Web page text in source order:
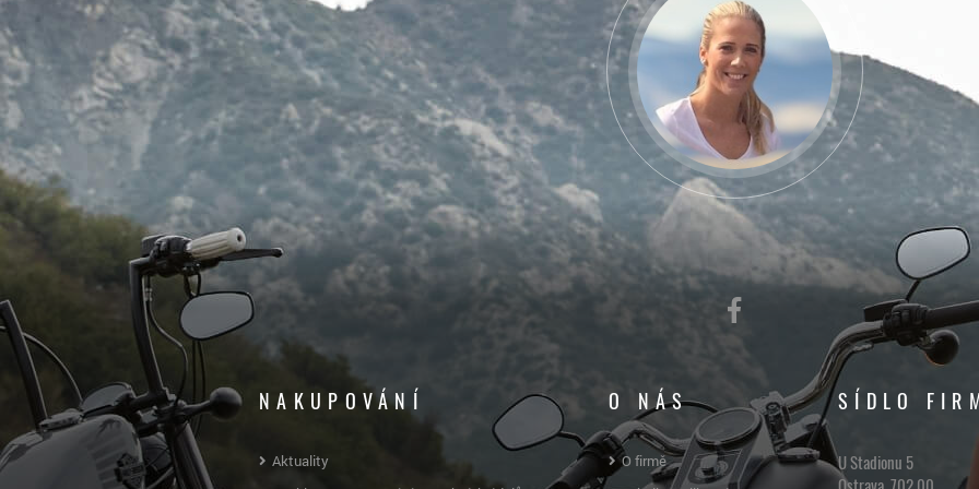
NAKUPOVÁNÍ
Aktuality
O NÁS
O firmě
SÍDLO
U Stadionu 5